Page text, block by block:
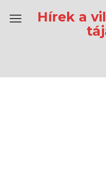
содержаниюHírek a